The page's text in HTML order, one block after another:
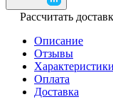
Рассчитать
Описание
Отзывы
Характеристики
Оплата
Доставка